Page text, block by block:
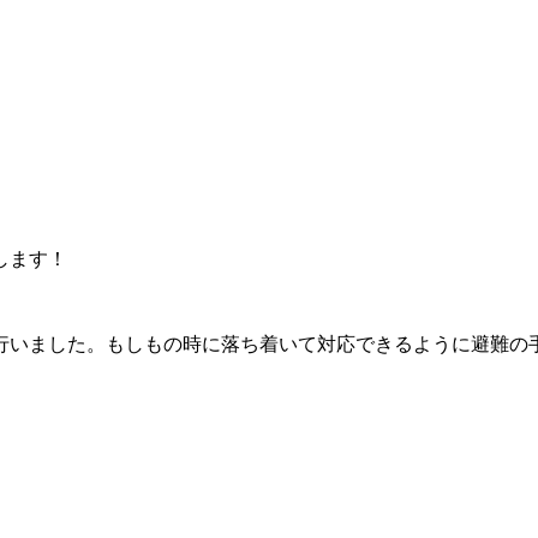
す！
ました。もしもの時に落ち着いて対応できるように避難の